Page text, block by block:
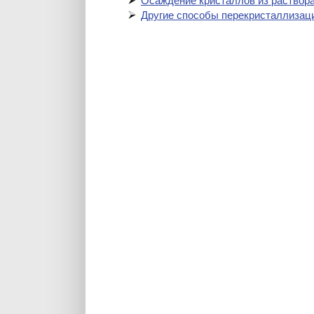
Другие способы